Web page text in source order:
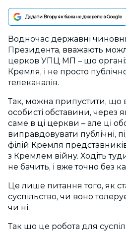
Додати Вгору як бажане джерело в Google
Водночас державні
Президента, вважають
церков УПЦ МП – що
Кремля, і не просто
телеканалів.
Так, можна припустити, що
особисті обставини, через
саме в ці церкви – але ці
виправдовувати публічні,
філій Кремля
з Кремлем війну. Ходіть
не бачить, і вже точно без
Це лише питання того, як
суспільство, чи воно
чи ні.
Так що це робота для